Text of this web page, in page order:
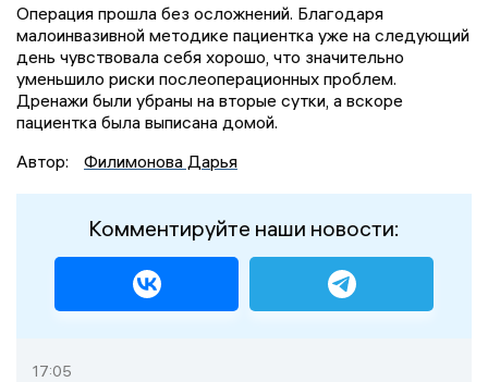
Операция прошла без осложнений. Благодаря
малоинвазивной методике пациентка уже на следующий
день чувствовала себя хорошо, что значительно
уменьшило риски послеоперационных проблем.
Дренажи были убраны на вторые сутки, а вскоре
пациентка была выписана домой.
Автор:
Филимонова Дарья
Комментируйте наши новости:
17:05